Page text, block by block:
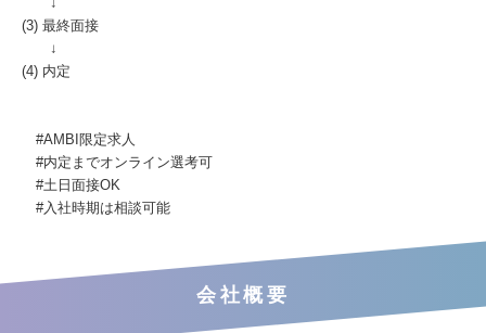
(3) 最終面接
↓
(4) 内定
#AMBI限定求人
#内定までオンライン選考可
#土日面接OK
#入社時期は相談可能
会社概要